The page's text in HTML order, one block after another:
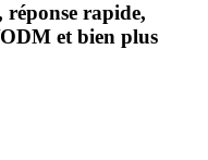
rapide,
et bien plus